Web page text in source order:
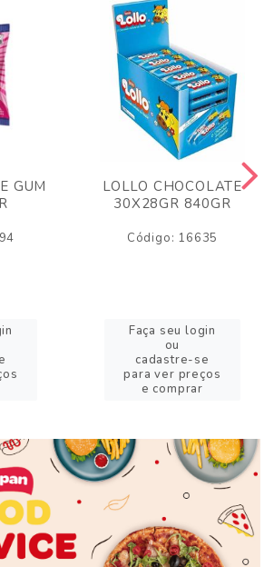
GUM
LOLLO CHOCOLATE
30X28GR 840GR
Código: 16635
Faça seu login
ou
cadastre-se
para ver preços
e comprar